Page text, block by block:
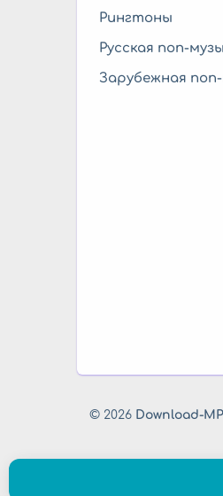
Рингтоны
Русская поп-
Зарубежная
© 2026 Download-